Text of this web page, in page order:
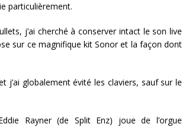
particulièrement.
j’ai cherché à conserver intact le son live
sur ce magnifique kit Sonor et la façon dont
j’ai globalement évité les claviers, sauf sur le
Rayner (de Split Enz) joue de l’orgue